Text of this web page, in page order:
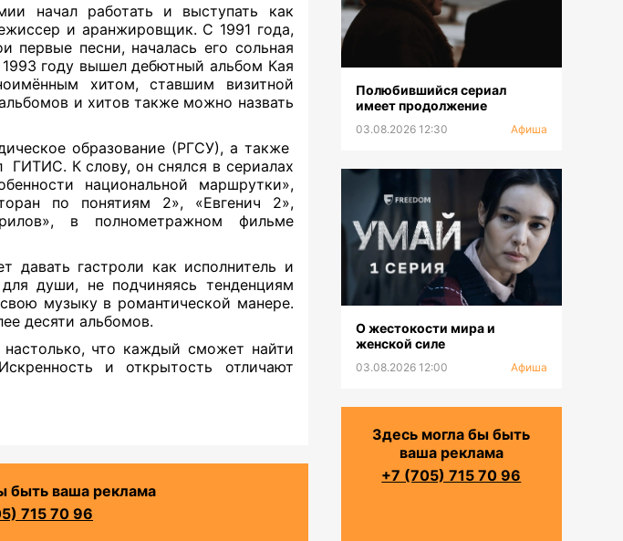
начал работать и выступать как
и аранжировщик. С 1991 года,
первые песни, началась его сольная
году вышел дебютный альбом Кая
хитом, ставшим визитной
и хитов также можно назвать
образование(РГСУ), а также
ГИТИС. К слову, он снялся в сериалах
национальной маршрутки»,
по понятиям 2», «Евгенич 2»,
в полнометражном фильме
давать гастроли как исполнитель и
души, не подчиняясь тенденциям
музыку в романтической манере.
десяти альбомов.
настолько, что каждый сможет найти
и открытость отличают
быть ваша реклама
715 70 96
Полюбившийся сериал
имеет продолжение
03.08.2026 12:30 Афиша
О жестокости мира и
женской силе
03.08.2026 12:00 Афиша
Здесь могла бы быть
ваша реклама
+7 (705) 715 70 96